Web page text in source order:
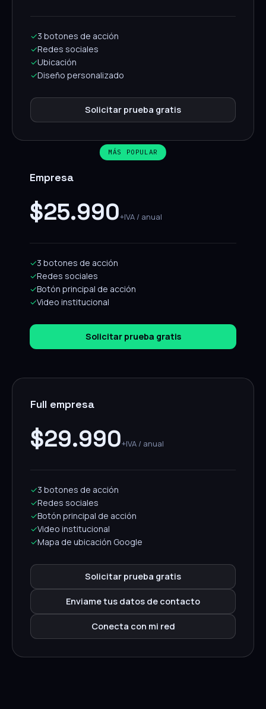
✓3 botones de acción
✓Redes sociales
✓Ubicación
✓Diseño personalizado
Solicitar prueba gratis
MÁS POPULAR
Empresa
$25.990+IVA / anual
✓3 botones de acción
✓Redes sociales
✓Botón principal de acción
✓Video institucional
Solicitar prueba gratis
Full empresa
$29.990+IVA / anual
✓3 botones de acción
✓Redes sociales
✓Botón principal de acción
✓Video institucional
✓Mapa de ubicación Google
Solicitar prueba gratis
Enviame tus datos de contacto
Conecta con mi red